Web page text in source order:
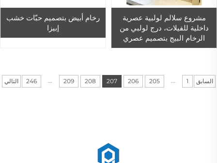
مشروع سلالم لولبية عصرية
داخلية للفيلات، درج لولبي من
الرخام البيج بتصميم عصري
رخام أبيض بتصميم حبّات خشب
إبيزا
السابق 1
...
205
206
207
208
209
...
246 التالي